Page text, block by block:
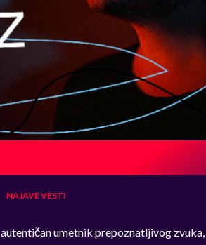
NAJAVEVESTI
autentičan umetnik prepoznatljivog zvuka